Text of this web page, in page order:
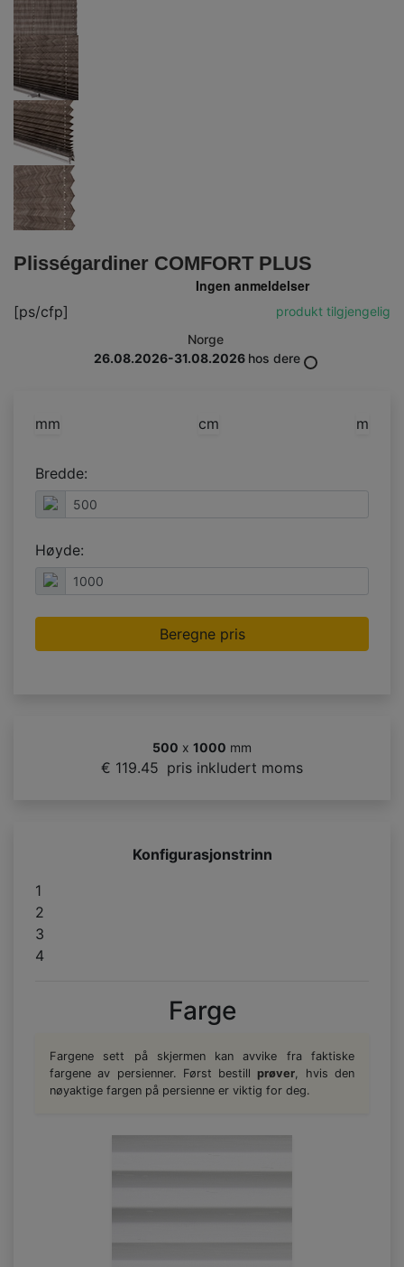
Plisségardiner COMFORT PLUS
[ps/cfp]
produkt tilgjengelig
Norge
26.08.2026-31.08.2026 hos dere
mm cm m
Bredde:
Høyde:
Beregne pris
500 x 1000 mm
€ 119.45 pris inkludert moms
Konfigurasjonstrinn
1
2
3
4
Farge
Fargene sett på skjermen kan avvike fra faktiske
fargene av persienner. Først bestillprøver, hvis den
nøyaktige fargen på persienne er viktig for deg.